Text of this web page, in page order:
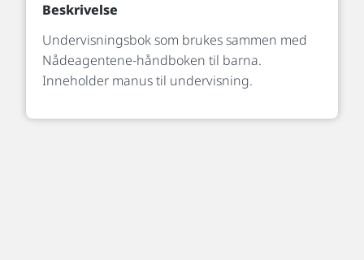
Beskrivelse
Undervisningsbok som brukes sammen med
Nådeagentene-håndboken til barna.
Inneholder manus til undervisning.